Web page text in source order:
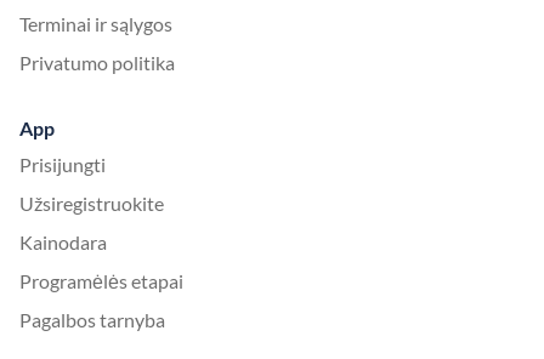
Terminai ir sąlygos
Privatumo politika
App
Prisijungti
Užsiregistruokite
Kainodara
Programėlės etapai
Pagalbos tarnyba